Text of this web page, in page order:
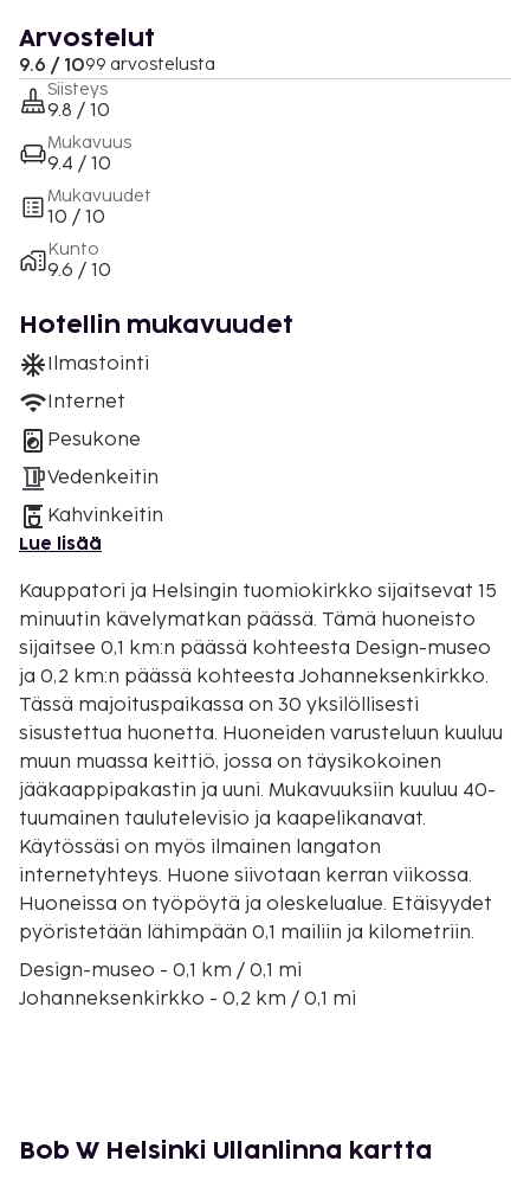
Arvostelut
9.6 / 1099 arvostelusta
Siisteys
9.8 / 10
Mukavuus
9.4 / 10
Mukavuudet
10 / 10
Kunto
9.6 / 10
Hotellin mukavuudet
Ilmastointi
Internet
Pesukone
Vedenkeitin
Kahvinkeitin
Lue lisää
Kauppatori ja Helsingin tuomiokirkko sijaitsevat 15
minuutin kävelymatkan päässä. Tämä huoneisto
sijaitsee 0,1 km:n päässä kohteesta Design-museo
ja 0,2 km:n päässä kohteesta Johanneksenkirkko.
Tässä majoituspaikassa on 30 yksilöllisesti
sisustettua huonetta. Huoneiden varusteluun kuuluu
muun muassa keittiö, jossa on täysikokoinen
jääkaappipakastin ja uuni. Mukavuuksiin kuuluu 40-
tuumainen taulutelevisio ja kaapelikanavat.
Käytössäsi on myös ilmainen langaton
internetyhteys. Huone siivotaan kerran viikossa.
Huoneissa on työpöytä ja oleskelualue. Etäisyydet
pyöristetään lähimpään 0,1 mailiin ja kilometriin.
Design-museo - 0,1 km / 0,1 mi
Johanneksenkirkko - 0,2 km / 0,1 mi
Tehtaanpuiston koira-aitaus - 0,8 km / 0,5 mi
Bob W Helsinki Ullanlinna kartta